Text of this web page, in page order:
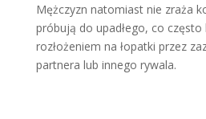
Mężczyzn natomiast nie zraża
próbują do upadłego, co często
rozłożeniem na łopatki przez
partnera lub innego rywala.